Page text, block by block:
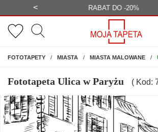
< BEZPŁATNA WIZUALIZACJA
FOTOTAPETYNA ŚCIANĘ
MIASTA MIASTA MALOWANE
Fototapeta Ulica w Paryżu ( Kod: